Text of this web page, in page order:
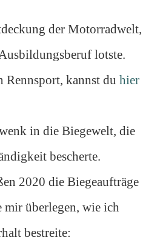
der Motorradwelt,
lotste.
Rennsport, kannst du hier
in die Biegewelt, die
bescherte.
2020 die Biegeaufträge
mir überlegen, wie ich
bestreite: